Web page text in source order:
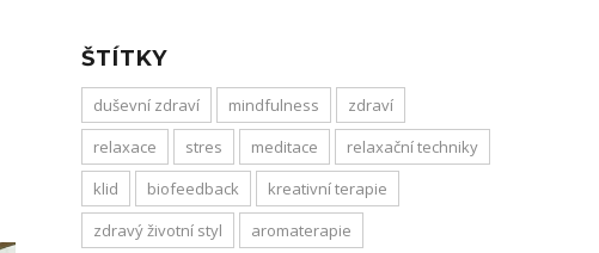
ŠTÍTKY
duševní zdraví mindfulness
zdraví
relaxace
stres meditace
relaxační techniky
klid
biofeedback
kreativní terapie
zdravý životní styl
aromaterapie